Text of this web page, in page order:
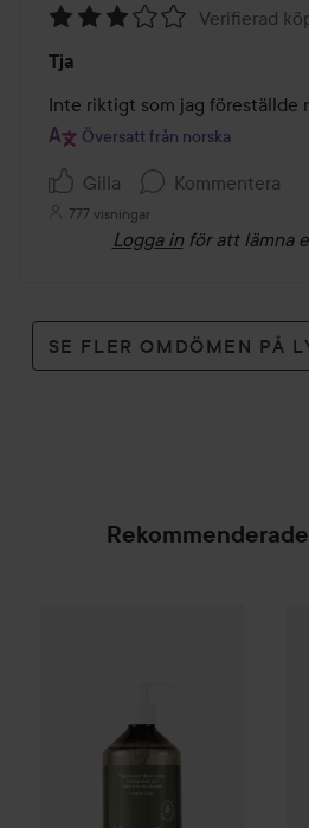
3
av
5
Verifierad
Tja
Inte riktigt som jag föreställde
Översatt från norska
Gilla Kommentera
777 visningar
Logga in för att lämna
SE FLER OMDÖMEN PÅ